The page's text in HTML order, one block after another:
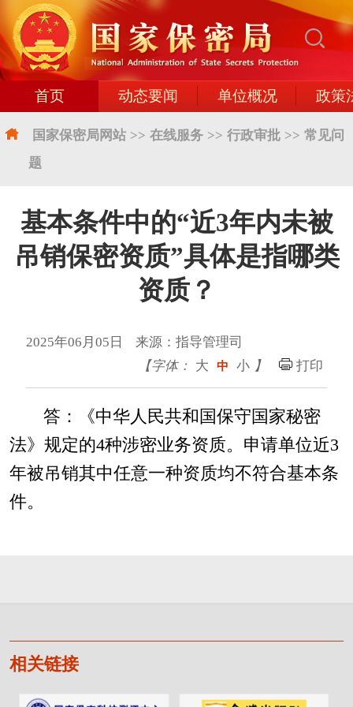
首页 动态要闻 单位概况 政策
国家保密局网站 >> 在线服务 >> 行政审批 >> 常见问
题
基本条件中的“近3年内未被
吊销保密资质”具体是指哪类
资质？
2025年06月05日 来源：指导管理司
【字体： 大 中 小 】 打印
答：《中华人民共和国保守国家秘密
法》规定的4种涉密业务资质。申请单位近3
年被吊销其中任意一种资质均不符合基本条
件。
相关链接